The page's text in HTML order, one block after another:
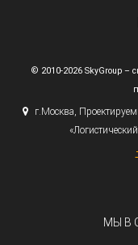
© 2010-2026 SkyGroup –
г.Москва,
«Логистический
МЫ В